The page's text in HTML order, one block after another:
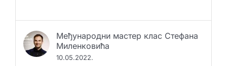
Међународни мастер клас Стефана
Миленковића